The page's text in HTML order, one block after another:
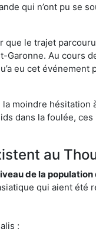
qui n’ont pu se
que le trajet
Au cours
eu cet
moindre hésitation
dans la foulée,
au
de la
qui aient été
;